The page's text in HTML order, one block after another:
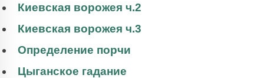
Киевская ворожея ч.2
Киевская ворожея ч.3
Определение порчи
Цыганское гадание